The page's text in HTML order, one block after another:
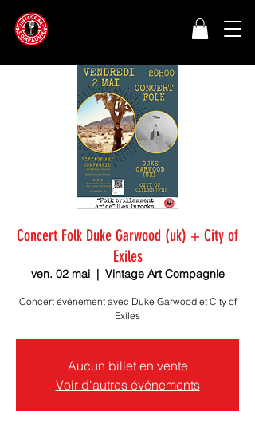
Concert Folk Duke Garwood (uk) + City of
Exiles
ven. 02 mai
  |
Vintage Art Compagnie
Concert événement avec Duke Garwood et City of
Exiles
Aucun billet en vente
Voir d'autres événements